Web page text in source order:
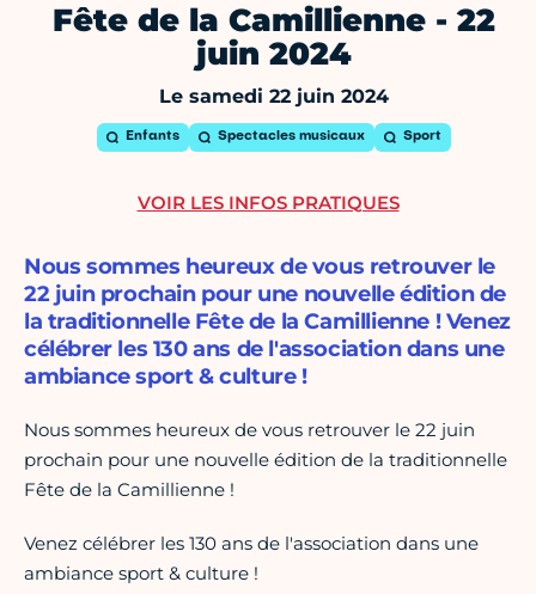
Fête de la Camillienne - 22
juin 2024
Le samedi 22 juin 2024
Enfants Spectacles musicaux Sport
Nous sommes heureux de vous retrouver le
22 juin prochain pour une nouvelle édition de
la traditionnelle Fête de la Camillienne ! Venez
célébrer les 130 ans de l'association dans une
ambiance sport & culture !
Nous sommes heureux de vous retrouver le 22 juin
prochain pour une nouvelle édition de la traditionnelle
Fête de la Camillienne !
Venez célébrer les 130 ans de l'association dans une
ambiance sport & culture !
VOIR LES INFOS PRATIQUES